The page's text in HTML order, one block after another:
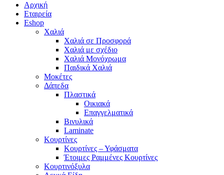
Αρχική
Εταιρεία
Eshop
Χαλιά
Χαλιά σε Προσφορά
Χαλιά με σχέδιο
Χαλιά Μονόχρωμα
Παιδικά Χαλιά
Μοκέτες
Δάπεδα
Πλαστικά
Οικιακά
Επαγγελματικά
Βινυλικά
Laminate
Κουρτίνες
Κουρτίνες – Υφάσματα
Έτοιμες Ραμμένες Κουρτίνες
Κουρτινόξυλα